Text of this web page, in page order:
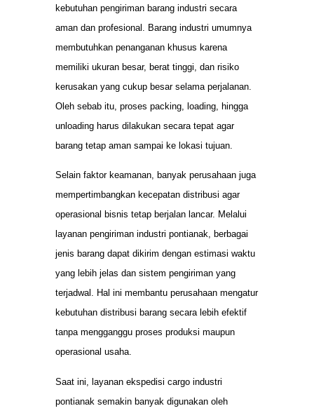
kebutuhan pengiriman barang industri secara
aman dan profesional. Barang industri umumnya
membutuhkan penanganan khusus karena
memiliki ukuran besar, berat tinggi, dan risiko
kerusakan yang cukup besar selama perjalanan.
Oleh sebab itu, proses packing, loading, hingga
unloading harus dilakukan secara tepat agar
barang tetap aman sampai ke lokasi tujuan.
Selain faktor keamanan, banyak perusahaan juga
mempertimbangkan kecepatan distribusi agar
operasional bisnis tetap berjalan lancar. Melalui
layanan pengiriman industri pontianak, berbagai
jenis barang dapat dikirim dengan estimasi waktu
yang lebih jelas dan sistem pengiriman yang
terjadwal. Hal ini membantu perusahaan mengatur
kebutuhan distribusi barang secara lebih efektif
tanpa mengganggu proses produksi maupun
operasional usaha.
Saat ini, layanan ekspedisi cargo industri
pontianak semakin banyak digunakan oleh